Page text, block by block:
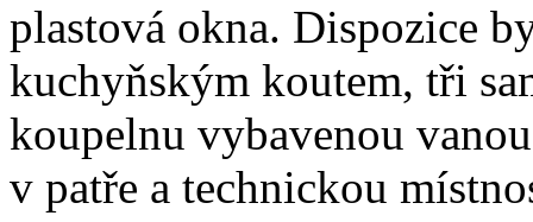
plastová okna. Dispozice
kuchyňským koutem, tři
koupelnu vybavenou
v patře a technickou